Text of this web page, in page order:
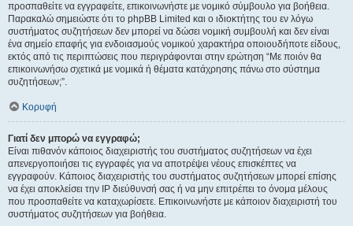
προσπαθείτε να εγγραφείτε, επικοινωνήστε με νομικό σύμβουλο για βοήθεια.
Παρακαλώ σημειώστε ότι το phpBB Limited και ο ιδιοκτήτης του εν λόγω
συστήματος συζητήσεων δεν μπορεί να δώσει νομική συμβουλή και δεν είναι
ένα σημείο επαφής για ενδοιασμούς νομικού χαρακτήρα οποιουδήποτε είδους,
εκτός από τις περιπτώσεις που περιγράφονται στην ερώτηση “Με ποιόν θα
επικοινωνήσω σχετικά με νομικά ή θέματα κατάχρησης πάνω στο σύστημα
συζητήσεων;”.
Κορυφή
Γιατί δεν μπορώ να εγγραφώ;
Είναι πιθανόν κάποιος διαχειριστής του συστήματος συζητήσεων να έχει
απενεργοποιήσει τις εγγραφές για να αποτρέψει νέους επισκέπτες να
εγγραφούν. Κάποιος διαχειριστής του συστήματος συζητήσεων μπορεί επίσης
να έχει αποκλείσει την IP διεύθυνσή σας ή να μην επιτρέπει το όνομα μέλους
που προσπαθείτε να καταχωρίσετε. Επικοινωνήστε με κάποιον διαχειριστή του
συστήματος συζητήσεων για βοήθεια.